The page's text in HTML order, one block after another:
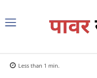
Less than 1 min.